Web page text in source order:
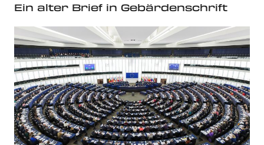
Ein alter Brief in Gebärdenschrift